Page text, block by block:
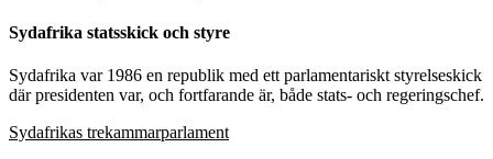
Sydafrika statsskick och styre
Sydafrika var 1986 en republik med ett parlamentariskt styrelseskick
där presidenten var, och fortfarande är, både stats- och regeringschef.
Sydafrikas trekammarparlament